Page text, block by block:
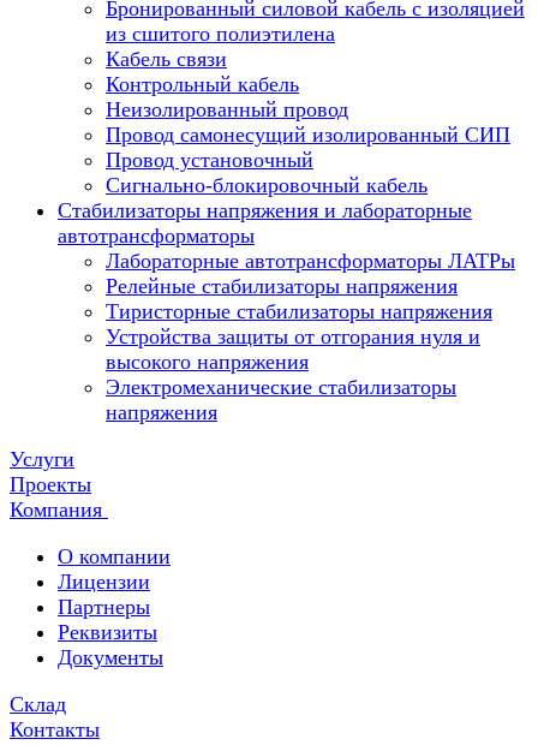
Бронированный силовой кабель с изоляцией
из сшитого полиэтилена
Кабель связи
Контрольный кабель
Неизолированный провод
Провод самонесущий изолированный СИП
Провод установочный
Сигнально-блокировочный кабель
Стабилизаторы напряжения и лабораторные
автотрансформаторы
Лабораторные автотрансформаторы ЛАТРы
Релейные стабилизаторы напряжения
Тиристорные стабилизаторы напряжения
Устройства защиты от отгорания нуля и
высокого напряжения
Электромеханические стабилизаторы
напряжения
Услуги
Проекты
Компания
О компании
Лицензии
Партнеры
Реквизиты
Документы
Склад
Контакты